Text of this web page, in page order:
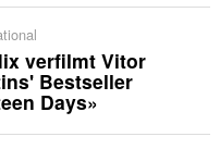
verfilmt Vitor
Bestseller
Days»